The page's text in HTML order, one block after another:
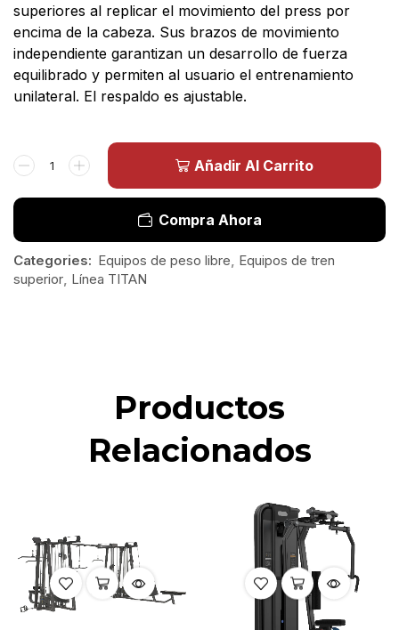
superiores al replicar el movimiento del press por
encima de la cabeza. Sus brazos de movimiento
independiente garantizan un desarrollo de fuerza
equilibrado y permiten al usuario el entrenamiento
unilateral. El respaldo es ajustable.
Añadir Al Carrito
Compra Ahora
Categories: Equipos de peso libre, Equipos de tren
superior, Línea TITAN
Productos
Relacionados